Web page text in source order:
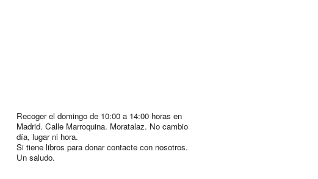
Recoger el domingo de 10:00 a 14:00 horas en
Madrid. Calle Marroquina. Moratalaz. No cambio
día, lugar ni hora.
Si tiene libros para donar contacte con nosotros.
Un saludo.